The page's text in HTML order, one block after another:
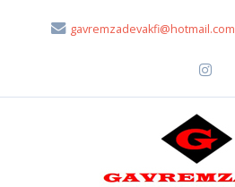
gavremzadevakfi@hotmail.com